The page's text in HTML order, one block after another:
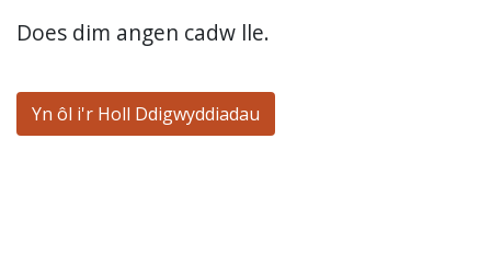
Does dim angen cadw lle.
Yn ôl i'r Holl Ddigwyddiadau